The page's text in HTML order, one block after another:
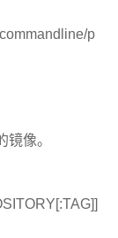
p
像。